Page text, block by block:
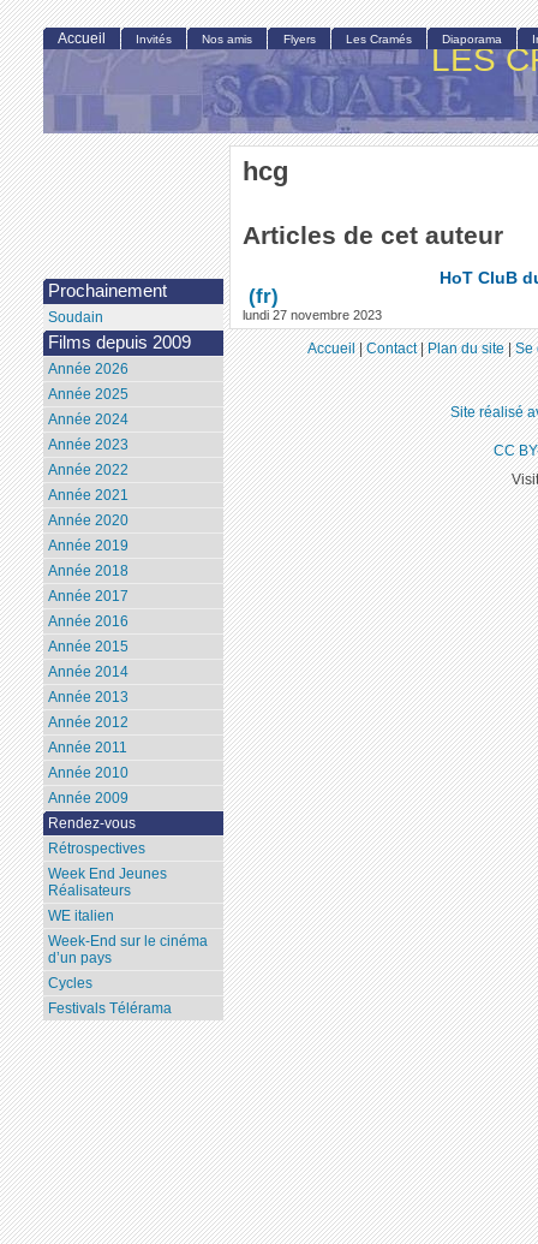
LES
hcg
Articles de cet auteur
HoT CluB
lundi 27 novembre 2023
Accueil Invités Nos amis Flyers Les Cramés Diaporama
Prochainement
Soudain
Films depuis 2009
Année 2026
Année 2025
Année 2024
Année 2023
Année 2022
Année 2021
Année 2020
Année 2019
Année 2018
Année 2017
Année 2016
Année 2015
Année 2014
Année 2013
Année 2012
Année 2011
Année 2010
Année 2009
Rendez-vous
Rétrospectives
Week End Jeunes
Réalisateurs
WE italien
Week-End sur le cinéma
d’un pays
Cycles
Festivals Télérama
Accueil|Contact|Plan du site|Se
Site réalisé
CC